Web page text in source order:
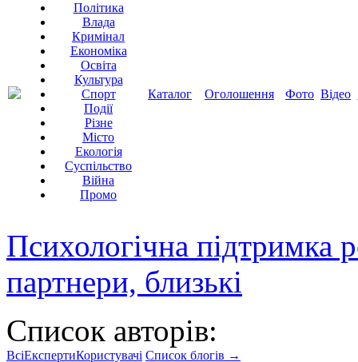
Політика
Влада
Кримінал
Економіка
Освіта
Культура
Спорт
Події
Різне
Місто
Екологія
Суспільство
Війна
Промо
Каталог Оголошення Фото Відео
Психологічна підтримка
партнери, близькі
Список авторів:
ВсіЕкспертиКористувачі Список блогів →